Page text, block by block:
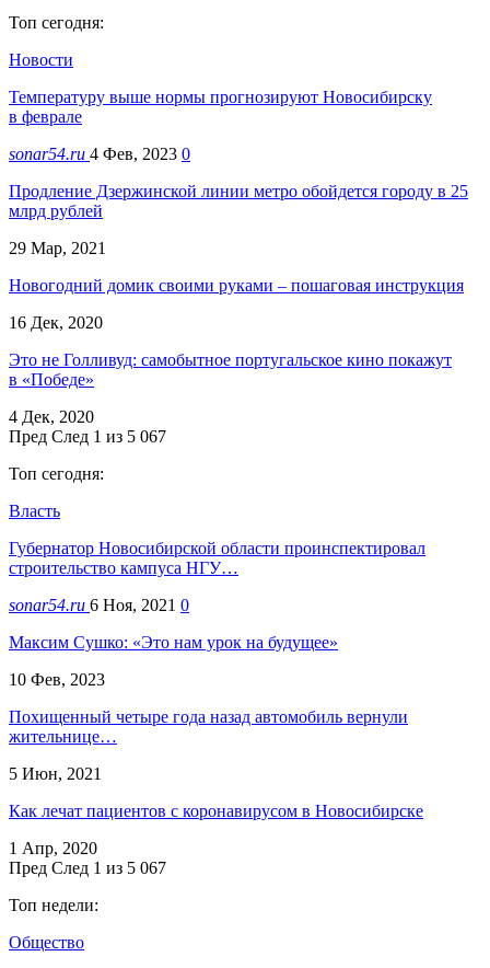
Топ сегодня:
Новости
Температуру выше нормы прогнозируют Новосибирску
в феврале
sonar54.ru 4 Фев, 2023 0
Продление Дзержинской линии метро обойдется городу в 25
млрд рублей
29 Мар, 2021
Новогодний домик своими руками – пошаговая инструкция
16 Дек, 2020
Это не Голливуд: самобытное португальское кино покажут
в «Победе»
4 Дек, 2020
Пред След 1 из 5 067
Топ сегодня:
Власть
Губернатор Новосибирской области проинспектировал
строительство кампуса НГУ…
sonar54.ru 6 Ноя, 2021 0
Максим Сушко: «Это нам урок на будущее»
10 Фев, 2023
Похищенный четыре года назад автомобиль вернули
жительнице…
5 Июн, 2021
Как лечат пациентов с коронавирусом в Новосибирске
1 Апр, 2020
Пред След 1 из 5 067
Топ недели:
Общество